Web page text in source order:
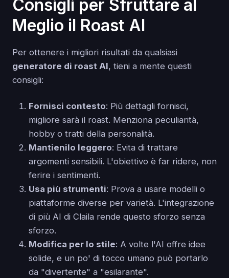
Consigli per Sfruttare al
Meglio il Roast AI
Per ottenere i migliori risultati da qualsiasi
generatore di roast AI, tieni a mente questi
consigli:
Fornisci contesto: Più dettagli fornisci,
migliore sarà il roast. Menziona peculiarità,
hobby o tratti della personalità.
Mantienilo leggero: Evita di trattare
argomenti sensibili. L'obiettivo è far ridere, non
ferire i sentimenti.
Usa più strumenti: Prova a usare modelli o
piattaforme diverse per varietà. L'integrazione
di più AI di Claila rende questo sforzo senza
sforzo.
Modifica per lo stile: A volte l'AI offre idee
solide, e un po' di tocco umano può portarlo
da "divertente" a "esilarante".